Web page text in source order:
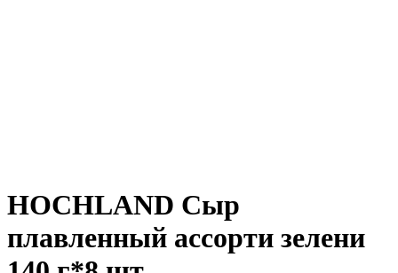
HOCHLAND Сыр
плавленный ассорти зелени